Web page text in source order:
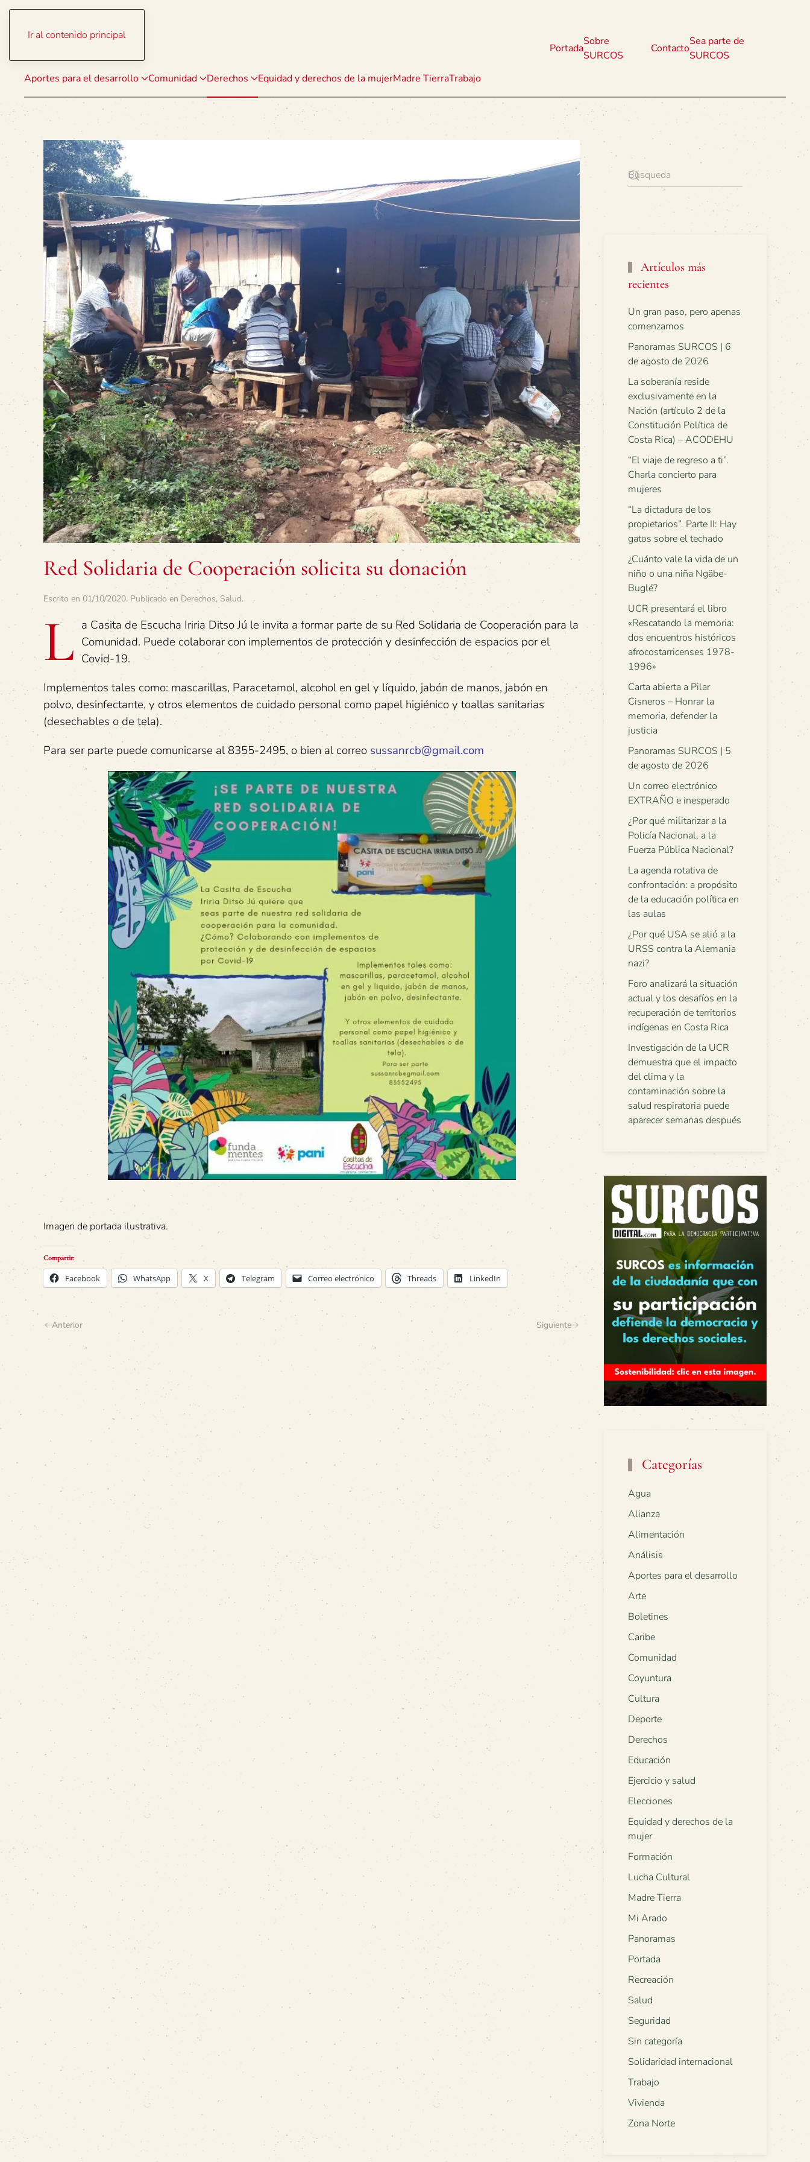
Ir al contenido principal
Aportes para el desarrollo Comunidad Derechos Equidad y derechos de la mujerMadre TierraTrabajo
Portada
Sobre
SURCOS
Contacto
Sea parte de
SURCOS
Red Solidaria de Cooperación solicita su donación
Escrito en 01/10/2020. Publicado en Derechos, Salud.
L a Casita de Escucha Iriria Ditso Jú le invita a formar parte de su Red Solidaria de Cooperación para la
Comunidad. Puede colaborar con implementos de protección y desinfección de espacios por el
Covid-19.
Implementos tales como: mascarillas, Paracetamol, alcohol en gel y líquido, jabón de manos, jabón en
polvo, desinfectante, y otros elementos de cuidado personal como papel higiénico y toallas sanitarias
(desechables o de tela).
Para ser parte puede comunicarse al 8355-2495, o bien al correo sussanrcb@gmail.com
Imagen de portada ilustrativa.
Compartir:
Facebook WhatsApp X Telegram Correo electrónico Threads LinkedIn
Anterior Siguiente
Artículos más
recientes
Un gran paso, pero apenas
comenzamos
Panoramas SURCOS | 6
de agosto de 2026
La soberanía reside
exclusivamente en la
Nación (artículo 2 de la
Constitución Política de
Costa Rica) – ACODEHU
“El viaje de regreso a ti”.
Charla concierto para
mujeres
“La dictadura de los
propietarios”. Parte II: Hay
gatos sobre el techado
¿Cuánto vale la vida de un
niño o una niña Ngäbe-
Buglé?
UCR presentará el libro
«Rescatando la memoria:
dos encuentros históricos
afrocostarricenses 1978-
1996»
Carta abierta a Pilar
Cisneros – Honrar la
memoria, defender la
justicia
Panoramas SURCOS | 5
de agosto de 2026
Un correo electrónico
EXTRAÑO e inesperado
¿Por qué militarizar a la
Policía Nacional, a la
Fuerza Pública Nacional?
La agenda rotativa de
confrontación: a propósito
de la educación política en
las aulas
¿Por qué USA se alió a la
URSS contra la Alemania
nazi?
Foro analizará la situación
actual y los desafíos en la
recuperación de territorios
indígenas en Costa Rica
Investigación de la UCR
demuestra que el impacto
del clima y la
contaminación sobre la
salud respiratoria puede
aparecer semanas después
Categorías
Agua
Alianza
Alimentación
Análisis
Aportes para el desarrollo
Arte
Boletines
Caribe
Comunidad
Coyuntura
Cultura
Deporte
Derechos
Educación
Ejercicio y salud
Elecciones
Equidad y derechos de la
mujer
Formación
Lucha Cultural
Madre Tierra
Mi Arado
Panoramas
Portada
Recreación
Salud
Seguridad
Sin categoría
Solidaridad internacional
Trabajo
Vivienda
Zona Norte